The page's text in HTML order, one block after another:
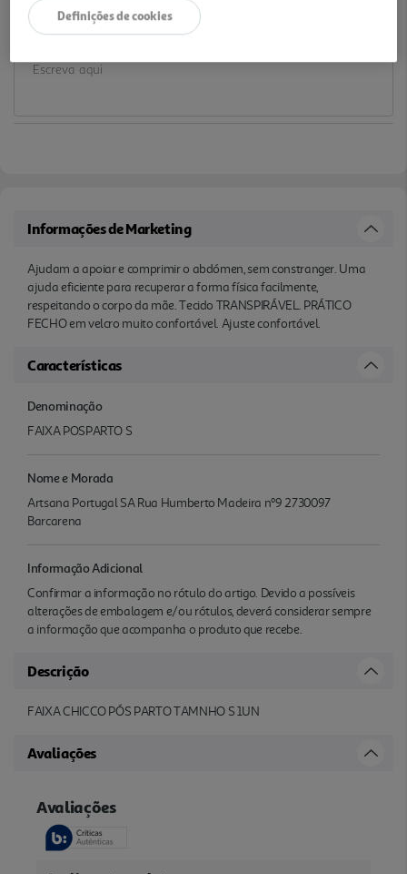
Notas de preparação
Informações de Marketing
Ajudam a apoiar e comprimir o abdómen, sem constranger. Uma
ajuda eficiente para recuperar a forma física facilmente,
respeitando o corpo da mãe. Tecido TRANSPIRÁVEL. PRÁTICO
FECHO em velcro muito confortável. Ajuste confortável.
Características
Denominação
FAIXA POSPARTO S
Nome e Morada
Artsana Portugal SA Rua Humberto Madeira nº9 2730097
Barcarena
Informação Adicional
Confirmar a informação no rótulo do artigo. Devido a possíveis
alterações de embalagem e/ou rótulos, deverá considerar sempre
a informação que acompanha o produto que recebe.
Descrição
FAIXA CHICCO PÓS PARTO TAMNHO S 1UN
Avaliações
Definições de cookies